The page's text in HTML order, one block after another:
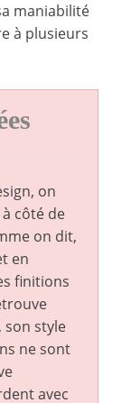
maniabilité
à plusieurs
on
côté de
on dit,
en
finitions
son style
ne sont
avec